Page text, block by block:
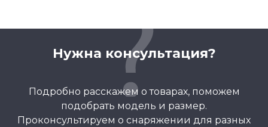
Нужна консультация?
Подробно расскажем о товарах, поможем
подобрать модель и размер.
Проконсультируем о снаряжении для разных